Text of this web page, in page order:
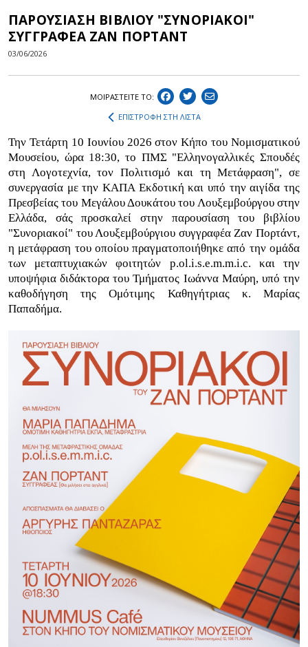
ΠΑΡΟΥΣΙΑΣΗ ΒΙΒΛΙΟΥ "ΣΥΝΟΡΙΑΚΟΙ"
ΣΥΓΓΡΑΦΕΑ ΖΑΝ ΠΟΡΤΑΝΤ
03/06/2026
ΜΟΙΡΑΣΤEIΤΕ ΤΟ:
ΕΠΙΣΤΡΟΦΗ ΣΤΗ ΛΙΣΤΑ
Την Τετάρτη 10 Ιουνίου 2026 στον Κήπο του Νομισματικού
Μουσείου, ώρα 18:30, το ΠΜΣ "Ελληνογαλλικές Σπουδές
στη Λογοτεχνία, τον Πολιτισμό και τη Μετάφραση", σε
συνεργασία με την ΚΑΠΑ Εκδοτική και υπό την αιγίδα της
Πρεσβείας του Μεγάλου Δουκάτου του Λουξεμβούργου στην
Ελλάδα, σάς προσκαλεί στην παρουσίαση του βιβλίου
"Συνοριακοί" του Λουξεμβούργιου συγγραφέα Ζαν Πορτάντ,
η μετάφραση του οποίου πραγματοποιήθηκε από την ομάδα
των μεταπτυχιακών φοιτητών p.ol.i.s.e.m.m.i.c. και την
υποψήφια διδάκτορα του Τμήματος Ιωάννα Μαύρη, υπό την
καθοδήγηση της Ομότιμης Καθηγήτριας κ. Μαρίας
Παπαδήμα.